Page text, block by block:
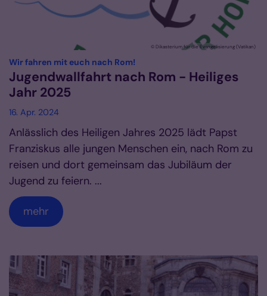
© Dikasterium für die Evangelisierung (Vatikan)
Wir fahren mit euch nach Rom!
Jugendwallfahrt nach Rom - Heiliges
Jahr 2025
16. Apr. 2024
Anlässlich des Heiligen Jahres 2025 lädt Papst
Franziskus alle jungen Menschen ein, nach Rom zu
reisen und dort gemeinsam das Jubiläum der
Jugend zu feiern. ...
mehr